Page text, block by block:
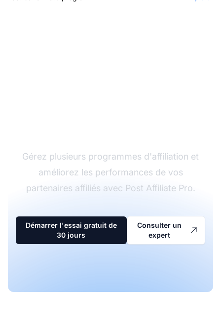
Gérez plusieurs programmes d'affiliation et
améliorez les performances de vos
partenaires affiliés avec Post Affiliate Pro.
Démarrer l'essai gratuit de
30 jours
Consulter un
expert